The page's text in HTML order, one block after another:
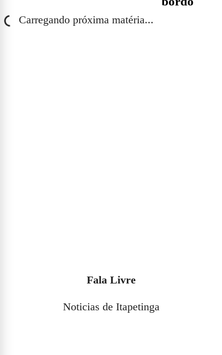
Carregando próxima matéria...
Fala Livre
Noticias de Itapetinga